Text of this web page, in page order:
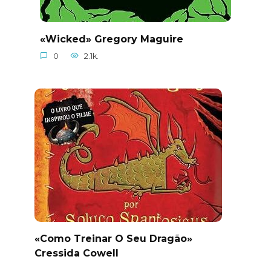
«Wicked» Gregory Maguire
0 2.1k.
«Como Treinar O Seu Dragão»
Cressida Cowell